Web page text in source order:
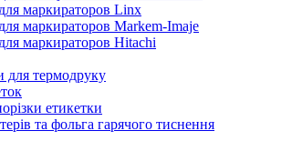
CodPad S200 Plus для маркировки продукции
маркираторов Linx
маркираторов Markem-Imaje
маркираторов Hitachi
для термодруку
етикетки
та фольга гарячого тиснення